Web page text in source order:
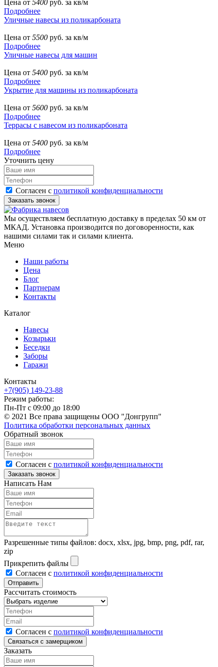
Цена от 5400 руб. за кв/м
Подробнее
Уличные навесы из поликарбоната
Цена от 5500 руб. за кв/м
Подробнее
Уличные навесы для машин
Цена от 5400 руб. за кв/м
Подробнее
Укрытие для машины из поликарбоната
Цена от 5600 руб. за кв/м
Подробнее
Террасы с навесом из поликарбоната
Цена от 5400 руб. за кв/м
Подробнее
Уточнить цену
Согласен с политикой конфиденциальности
Мы осуществляем бесплатную доставку в пределах 50 км от
МКАД. Установка производится по договоренности, как
нашими силами так и силами клиента.
Меню
Наши работы
Цена
Блог
Партнерам
Контакты
Каталог
Навесы
Козырьки
Беседки
Заборы
Гаражи
Контакты
+7(905) 149-23-88
Режим работы:
Пн-Пт с 09:00 до 18:00
© 2021 Все права защищены ООО "Донгрупп"
Политика обработки персональных данных
Обратный звонок
Согласен с политикой конфиденциальности
Написать Нам
Разрешенные типы файлов: docx, xlsx, jpg, bmp, png, pdf, rar,
zip
Прикрепить файлы
Согласен с политикой конфиденциальности
Рассчитать стоимость
Согласен с политикой конфиденциальности
Заказать